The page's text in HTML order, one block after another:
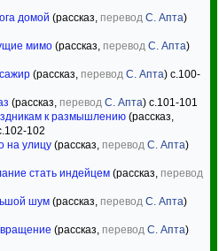
домой (рассказ, перевод С. Апта)
мимо (рассказ, перевод С. Апта)
(рассказ, перевод С. Апта) c.100-
(рассказ, перевод С. Апта) c.101-101
к размышлению (рассказ,
102
на улицу (рассказ, перевод С. Апта)
стать индейцем (рассказ, перевод
шум (рассказ, перевод С. Апта)
(рассказ, перевод С. Апта)